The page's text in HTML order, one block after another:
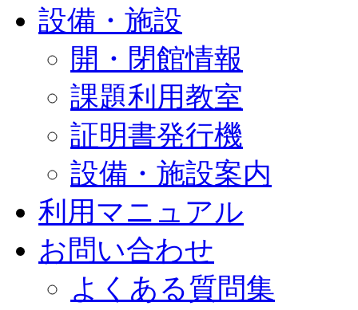
設備・施設
開・閉館情報
課題利用教室
証明書発行機
設備・施設案内
利用マニュアル
お問い合わせ
よくある質問集